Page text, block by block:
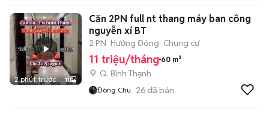
2 phút trước 11
Căn 2PN full nt thang máy ban công
nguyễn xí BT
2 PN Hướng Đông Chung cư
11 triệu/tháng 60 m²
Q. Bình Thạnh
Đông Chu 26 đã bán